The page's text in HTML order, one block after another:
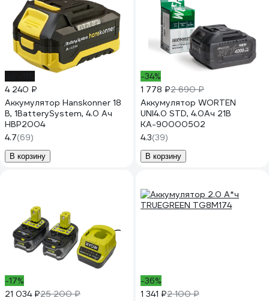
4 240 ₽
Аккумулятор Hanskonner 18
В, 1BatterySystem, 4.0 Ач
HBP2004
4.7(69)
В корзину
-34%
1 778 ₽2 690 ₽
Аккумулятор WORTEN
UNI4.0 STD, 4.0Ач 21В
КА-90000502
4.3(39)
В корзину
-17%
21 034 ₽25 200 ₽
-36%
1 341 ₽2 100 ₽